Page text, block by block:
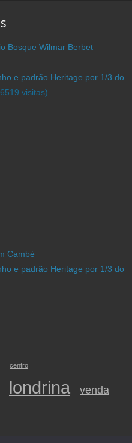
Bosque Wilmar Berbet
e padrão Heritage por 1/3 do
visitas)
Cambé
e padrão Heritage por 1/3 do
centro
londrina venda